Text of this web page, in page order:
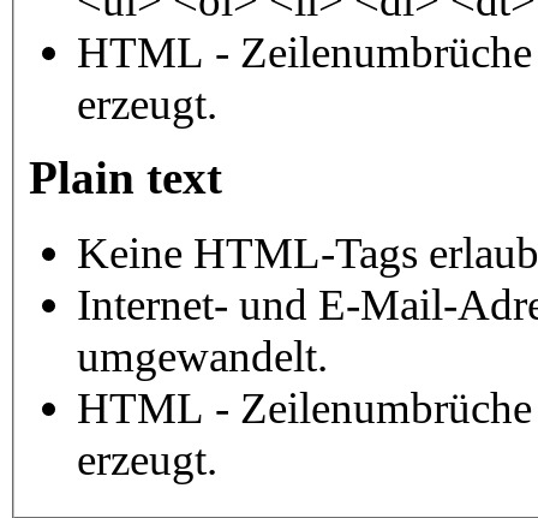
HTML - Zeilenumbrüche
erzeugt.
Plain text
Keine HTML-Tags
Internet- und E-Mail-
umgewandelt.
HTML - Zeilenumbrüche
erzeugt.